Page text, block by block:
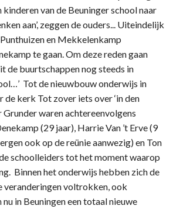
van de Beuninger school naar
aan’, zeggen de ouders... Uiteindelijk
en Mekkelenkamp
te gaan. Om deze reden gaan
de buurtschappen nog steeds in
Tot de nieuwbouw onderwijs in
de kerk Tot zover iets over ‘in den
Grunder waren achtereenvolgens
(29 jaar), Harrie Van ’t Erve (9
ook op de reünie aanwezig) en Ton
schoolleiders tot het moment waarop
Binnen het onderwijs hebben zich de
veranderingen voltrokken, ook
in Beuningen een totaal nieuwe